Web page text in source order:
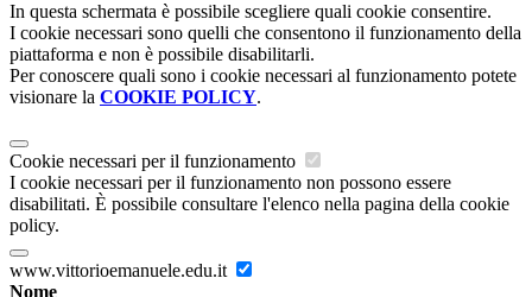
In questa schermata è possibile scegliere quali cookie consentire.
I cookie necessari sono quelli che consentono il funzionamento della
piattaforma e non è possibile disabilitarli.
Per conoscere quali sono i cookie necessari al funzionamento potete
visionare la COOKIE POLICY.
Cookie necessari per il funzionamento
I cookie necessari per il funzionamento non possono essere
disabilitati. È possibile consultare l'elenco nella pagina della cookie
policy.
www.vittorioemanuele.edu.it
Nome